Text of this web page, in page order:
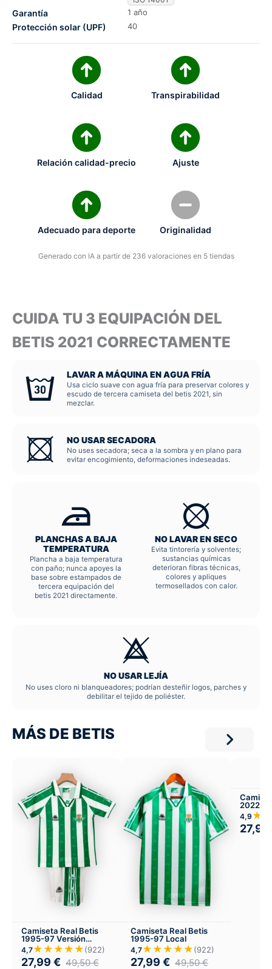
Garantía 1 año
Protección solar (UPF) 40
Calidad Transpirabilidad
Relación calidad-precio Ajuste
Adecuado para deporte Originalidad
Generado con IA a partir de 236 valoraciones en 5 tiendas
CUIDA TU 3 EQUIPACIÓN DEL
BETIS 2021 CORRECTAMENTE
LAVAR A MÁQUINA EN AGUA FRÍA
Usa ciclo suave con agua fría para preservar colores y
escudo de tercera camiseta del betis 2021, sin
mezclar.
NO USAR SECADORA
No uses secadora; seca a la sombra y en plano para
evitar encogimiento, deformaciones indeseadas.
PLANCHAS A BAJA
TEMPERATURA
Plancha a baja temperatura
con paño; nunca apoyes la
base sobre estampados de
tercera equipación del
betis 2021 directamente.
NO LAVAR EN SECO
Evita tintorería y solventes;
sustancias químicas
deterioran fibras técnicas,
colores y apliques
termosellados con calor.
NO USAR LEJÍA
No uses cloro ni blanqueadores; podrían desteñir logos, parches y
debilitar el tejido de poliéster.
MÁS DE BETIS
Camiseta Real Betis
1995-97 Versión
Infantil Local
4,7★★★★★(922)
27,99 € 49,50€
Camiseta Real Betis
1995-97 Local
4,7★★★★★(922)
27,99 € 49,50€
2022-
4,9
27,99